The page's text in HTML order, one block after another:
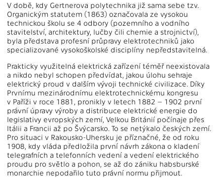
V době, kdy Gertnerova polytechnika již sama sebe tzv.
Organickým statutem (1863) označovala ze vysokou
technickou školu se 4 odbory (pozemního a vodního
stavitelství, architektury, lučby čili chemie a strojnictví),
byla představa profesní průpravy elektrotechniků jako
specializované vysokoškolské disciplíny nepředstavitelná.
Prakticky využitelná elektrická zařízení téměř neexistovala
a nikdo nebyl schopen předvídat, jakou úlohu sehraje
elektrický proud v dalším vývoji technické civilizace. Díky
Prvnímu mezinárodnímu elektrotechnickému kongresu
v Paříži v roce 1881, pronikly v letech 1882 – 1902 první
právní úpravy výroby a distribuce elektrické energie do
legislativy evropských zemí, Velkou Británií počínaje přes
Itálii a Francii až po Švýcarsko. To se netýkalo českých zemí.
Pro situaci v Rakousko-Uhersku je příznačné, že od roku
1908, kdy vláda předložila první návrh zákona o kladení
telegrafních a telefonních vedení a vedení elektrického
proudu pro světlo a pohon, se až do zániku habsburské
monarchie nepodařilo tuto právní normu přijmout.